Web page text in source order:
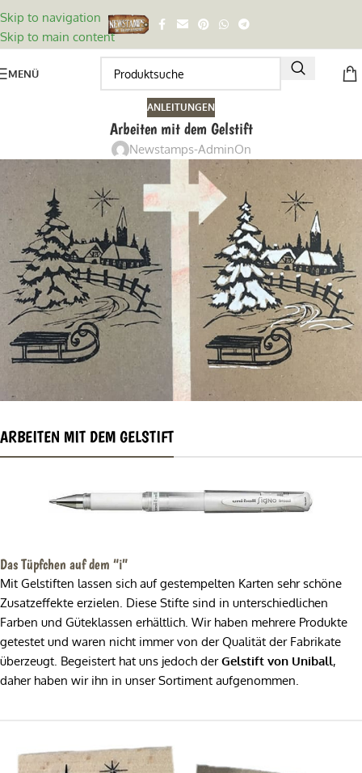
Skip to navigation
Skip to main content
MENÜ
ANLEITUNGEN
Arbeiten mit dem Gelstift
Newstamps-AdminOn
ARBEITEN MIT DEM GELSTIFT
Das Tüpfchen auf dem “i”
Mit Gelstiften lassen sich auf gestempelten Karten sehr schöne
Zusatzeffekte erzielen. Diese Stifte sind in unterschiedlichen
Farben und Güteklassen erhältlich. Wir haben mehrere Produkte
getestet und waren nicht immer von der Qualität der Fabrikate
überzeugt. Begeistert hat uns jedoch derGelstift von Uniball,
daher haben wir ihn in unser Sortiment aufgenommen.